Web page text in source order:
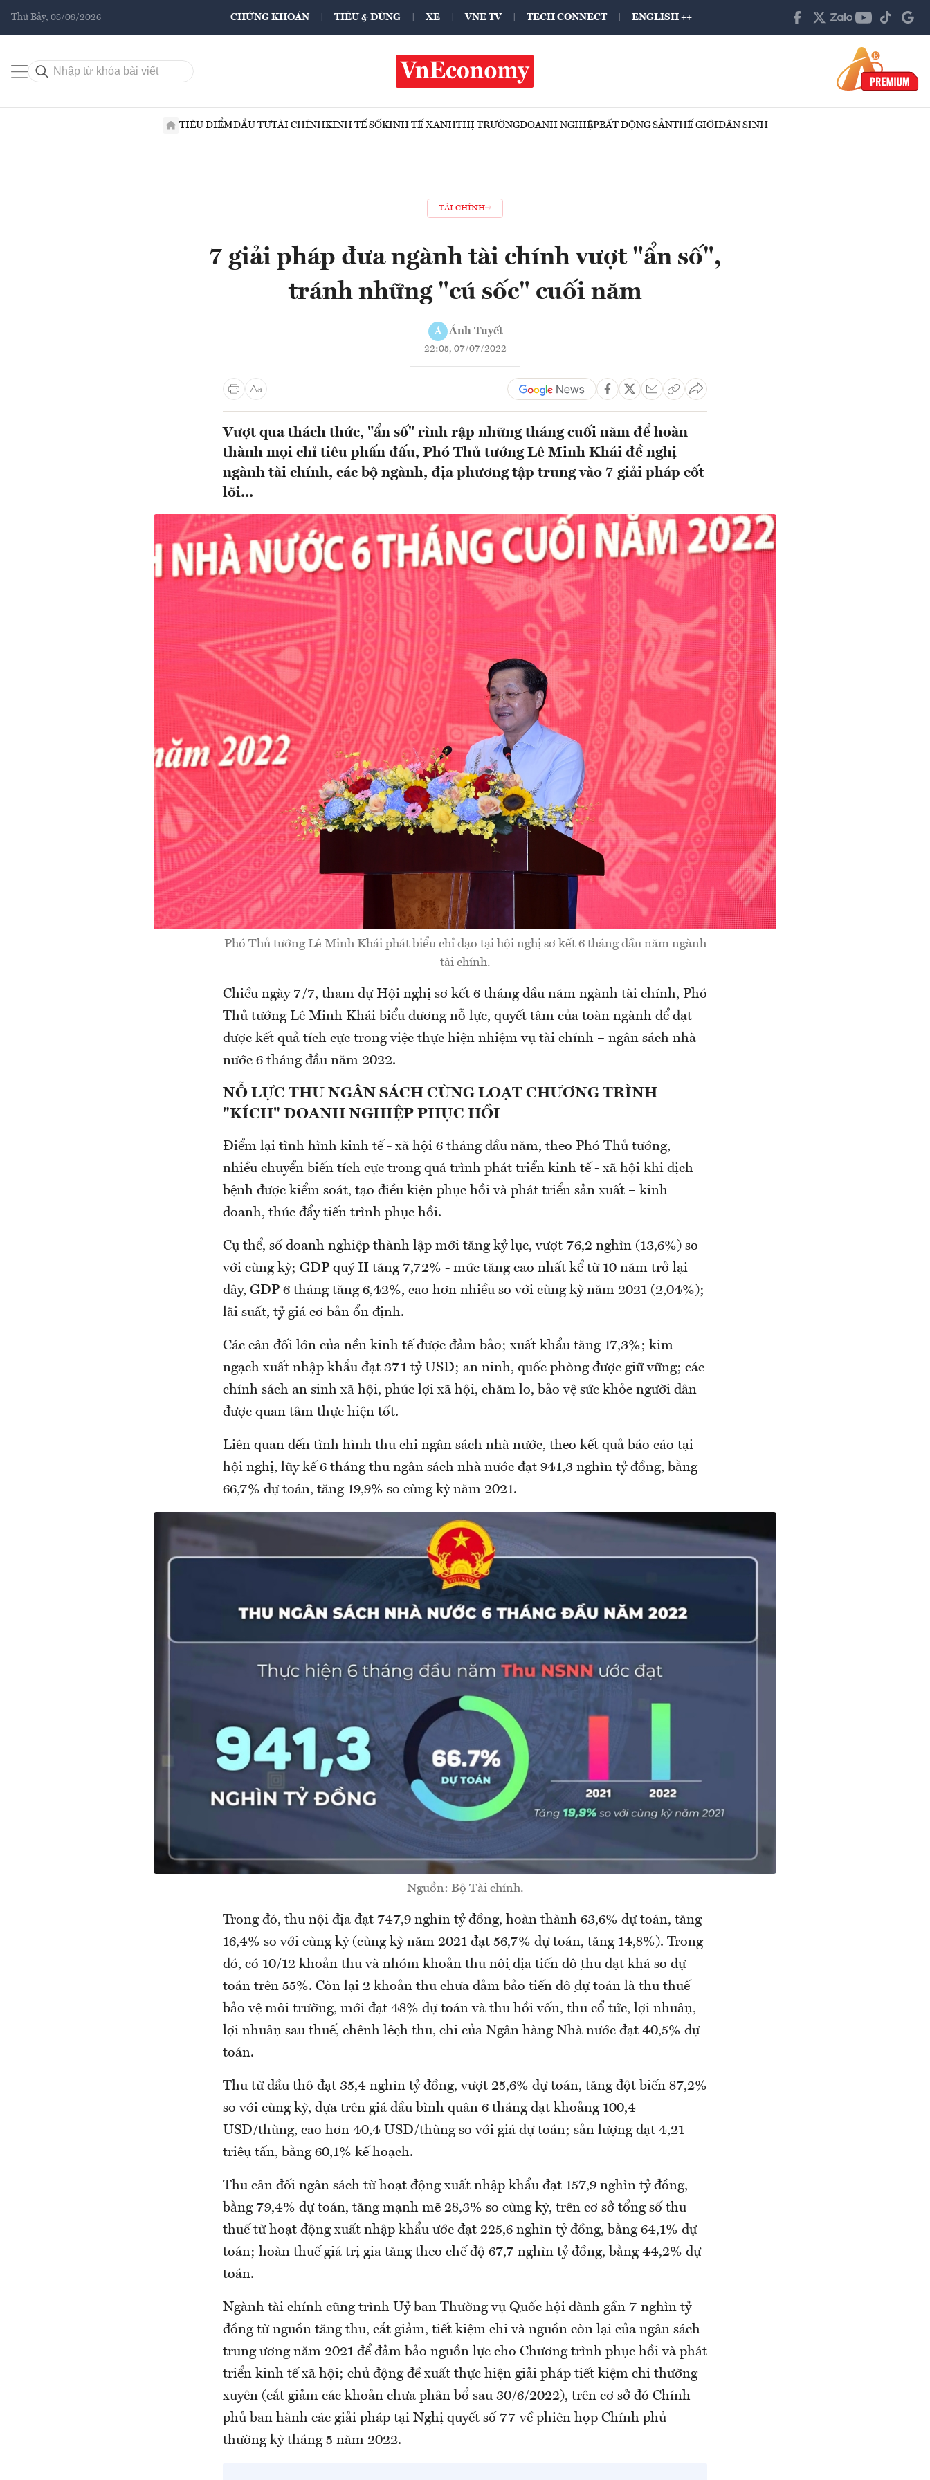
Thứ Bảy, 08/08/2026 CHỨNG KHOÁN TIÊU & DÙNG XE VNE TV TECH CONNECT ENGLISH ++
TIÊU ĐIỂMĐẦU TƯTÀI CHÍNHKINH TẾ SỐKINH TẾ XANHTHỊ TRƯỜNGDOANH NGHIỆPBẤT ĐỘNG SẢNTHẾ GIỚIDÂN SINH
TÀI CHÍNH
7 giải pháp đưa ngành tài chính vượt "ẩn số",
tránh những "cú sốc" cuối năm
Á Ánh Tuyết
22:05, 07/07/2022
Vượt qua thách thức, "ẩn số" rình rập những tháng cuối năm để hoàn
thành mọi chỉ tiêu phấn đấu, Phó Thủ tướng Lê Minh Khái đề nghị
ngành tài chính, các bộ ngành, địa phương tập trung vào 7 giải pháp cốt
lõi...
Phó Thủ tướng Lê Minh Khái phát biểu chỉ đạo tại hội nghị sơ kết 6 tháng đầu năm ngành
tài chính.
Chiều ngày 7/7, tham dự Hội nghị sơ kết 6 tháng đầu năm ngành tài chính, Phó
Thủ tướng Lê Minh Khái biểu dương nỗ lực, quyết tâm của toàn ngành để đạt
được kết quả tích cực trong việc thực hiện nhiệm vụ tài chính – ngân sách nhà
nước 6 tháng đầu năm 2022.
NỖ LỰC THU NGÂN SÁCH CÙNG LOẠT CHƯƠNG TRÌNH
"KÍCH" DOANH NGHIỆP PHỤC HỒI
Điểm lại tình hình kinh tế - xã hội 6 tháng đầu năm, theo Phó Thủ tướng,
nhiều chuyển biến tích cực trong quá trình phát triển kinh tế - xã hội khi dịch
bệnh được kiểm soát, tạo điều kiện phục hồi và phát triển sản xuất – kinh
doanh, thúc đẩy tiến trình phục hồi.
Cụ thể, số doanh nghiệp thành lập mới tăng kỷ lục, vượt 76,2 nghìn (13,6%) so
với cùng kỳ; GDP quý II tăng 7,72% - mức tăng cao nhất kể từ 10 năm trở lại
đây, GDP 6 tháng tăng 6,42%, cao hơn nhiều so với cùng kỳ năm 2021 (2,04%);
lãi suất, tỷ giá cơ bản ổn định.
Các cân đối lớn của nền kinh tế được đảm bảo; xuất khẩu tăng 17,3%; kim
ngạch xuất nhập khẩu đạt 371 tỷ USD; an ninh, quốc phòng được giữ vững; các
chính sách an sinh xã hội, phúc lợi xã hội, chăm lo, bảo vệ sức khỏe người dân
được quan tâm thực hiện tốt.
Liên quan đến tình hình thu chi ngân sách nhà nước, theo kết quả báo cáo tại
hội nghị, lũy kế 6 tháng thu ngân sách nhà nước đạt 941,3 nghìn tỷ đồng, bằng
66,7% dự toán, tăng 19,9% so cùng kỳ năm 2021.
Nguồn: Bộ Tài chính.
Trong đó, thu nội địa đạt 747,9 nghìn tỷ đồng, hoàn thành 63,6% dự toán, tăng
16,4% so với cùng kỳ (cùng kỳ năm 2021 đạt 56,7% dự toán, tăng 14,8%). Trong
đó, có 10/12 khoản thu và nhóm khoản thu nội địa tiến độ thu đạt khá so dự
toán trên 55%. Còn lại 2 khoản thu chưa đảm bảo tiến độ dự toán là thu thuế
bảo vệ môi trường, mới đạt 48% dự toán và thu hồi vốn, thu cổ tức, lợi nhuận,
lợi nhuận sau thuế, chênh lệch thu, chi của Ngân hàng Nhà nước đạt 40,5% dự
toán.
Thu từ dầu thô đạt 35,4 nghìn tỷ đồng, vượt 25,6% dự toán, tăng đột biến 87,2%
so với cùng kỳ, dựa trên giá dầu bình quân 6 tháng đạt khoảng 100,4
USD/thùng, cao hơn 40,4 USD/thùng so với giá dự toán; sản lượng đạt 4,21
triệu tấn, bằng 60,1% kế hoạch.
Thu cân đối ngân sách từ hoạt động xuất nhập khẩu đạt 157,9 nghìn tỷ đồng,
bằng 79,4% dự toán, tăng mạnh mẽ 28,3% so cùng kỳ, trên cơ sở tổng số thu
thuế từ hoạt động xuất nhập khẩu ước đạt 225,6 nghìn tỷ đồng, bằng 64,1% dự
toán; hoàn thuế giá trị gia tăng theo chế độ 67,7 nghìn tỷ đồng, bằng 44,2% dự
toán.
Ngành tài chính cũng trình Uỷ ban Thường vụ Quốc hội dành gần 7 nghìn tỷ
đồng từ nguồn tăng thu, cắt giảm, tiết kiệm chi và nguồn còn lại của ngân sách
trung ương năm 2021 để đảm bảo nguồn lực cho Chương trình phục hồi và phát
triển kinh tế xã hội; chủ động đề xuất thực hiện giải pháp tiết kiệm chi thường
xuyên (cắt giảm các khoản chưa phân bổ sau 30/6/2022), trên cơ sở đó Chính
phủ ban hành các giải pháp tại Nghị quyết số 77 về phiên họp Chính phủ
thường kỳ tháng 5 năm 2022.